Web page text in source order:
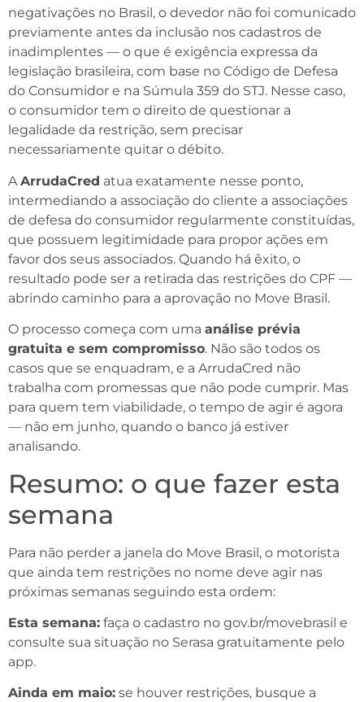
negativações no Brasil, o devedor não foi comunicado
previamente antes da inclusão nos cadastros de
inadimplentes — o que é exigência expressa da
legislação brasileira, com base no Código de Defesa
do Consumidor e na Súmula 359 do STJ. Nesse caso,
o consumidor tem o direito de questionar a
legalidade da restrição, sem precisar
necessariamente quitar o débito.
A ArrudaCred atua exatamente nesse ponto,
intermediando a associação do cliente a associações
de defesa do consumidor regularmente constituídas,
que possuem legitimidade para propor ações em
favor dos seus associados. Quando há êxito, o
resultado pode ser a retirada das restrições do CPF —
abrindo caminho para a aprovação no Move Brasil.
O processo começa com uma análise prévia
gratuita e sem compromisso. Não são todos os
casos que se enquadram, e a ArrudaCred não
trabalha com promessas que não pode cumprir. Mas
para quem tem viabilidade, o tempo de agir é agora
— não em junho, quando o banco já estiver
analisando.
Resumo: o que fazer esta
semana
Para não perder a janela do Move Brasil, o motorista
que ainda tem restrições no nome deve agir nas
próximas semanas seguindo esta ordem:
Esta semana: faça o cadastro no gov.br/movebrasil e
consulte sua situação no Serasa gratuitamente pelo
app.
Ainda em maio: se houver restrições, busque a